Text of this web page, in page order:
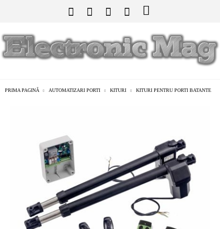
PRIMA PAGINĂ AUTOMATIZARI PORTI KITURI KITURI PENTRU PORTI BATANTE